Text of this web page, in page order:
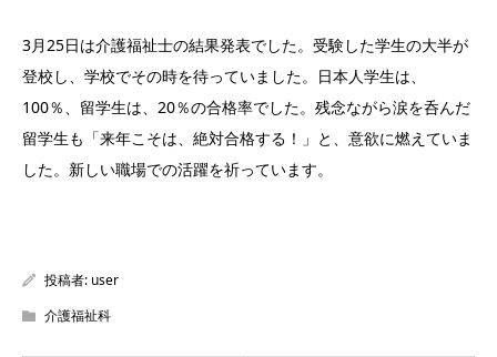
3月25日は介護福祉士の結果発表でした。受験した学生の大半が
登校し、学校でその時を待っていました。日本人学生は、
100％、留学生は、20％の合格率でした。残念ながら涙を呑んだ
留学生も「来年こそは、絶対合格する！」と、意欲に燃えていま
した。新しい職場での活躍を祈っています。
投稿者: user
介護福祉科